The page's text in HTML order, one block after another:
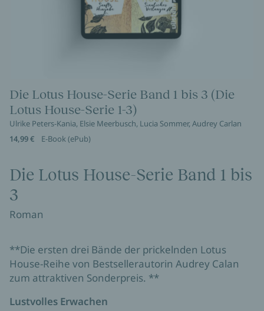
Die Lotus House-Serie Band 1 bis 3 (Die
Lotus House-Serie 1-3)
Ulrike Peters-Kania, Elsie Meerbusch, Lucia Sommer, Audrey Carlan
14,99 €
E-Book (ePub)
Die Lotus House-Serie Band 1 bis
3
Roman
**Die ersten drei Bände der prickelnden Lotus
House-Reihe von Bestsellerautorin Audrey Calan
zum attraktiven Sonderpreis. **
Lustvolles Erwachen